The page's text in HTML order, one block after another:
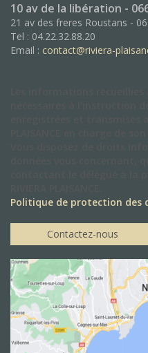
10 av de la libération -
21 av des freres Roustans -
Tel : 04.22.32.88.20
Email : contact@riviera-
Politique de protection des
Contactez-nous